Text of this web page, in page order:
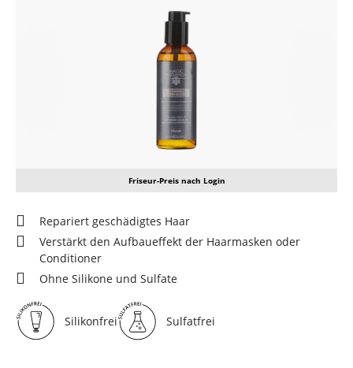
Friseur-Preis nach Login
Repariert geschädigtes Haar
Verstärkt den Aufbaueffekt der Haarmasken oder
Conditioner
Ohne Silikone und Sulfate
Silikonfrei Sulfatfrei